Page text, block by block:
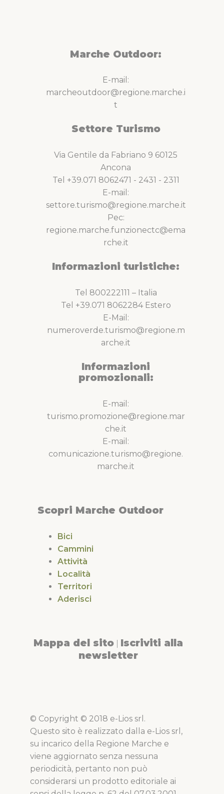
Marche Outdoor:
E-mail:
marcheoutdoor@regione.marche.i
t
Settore Turismo
Via Gentile da Fabriano 9 60125
Ancona
Tel +39.071 8062471 - 2431 - 2311
E-mail:
settore.turismo@regione.marche.it
Pec:
regione.marche.funzionectc@ema
rche.it
Informazioni turistiche:
Tel 800222111 – Italia
Tel +39.071 8062284 Estero
E-Mail:
numeroverde.turismo@regione.m
arche.it
Informazioni
promozionali:
E-mail:
turismo.promozione@regione.mar
che.it
E-mail:
comunicazione.turismo@regione.
marche.it
Scopri Marche Outdoor
Bici
Cammini
Attività
Località
Territori
Aderisci
Mappa del sito Iscriviti alla
newsletter
© Copyright © 2018 e-Lios srl.
Questo sito è realizzato dalla e-Lios srl,
su incarico della Regione Marche e
viene aggiornato senza nessuna
periodicità, pertanto non può
considerarsi un prodotto editoriale ai